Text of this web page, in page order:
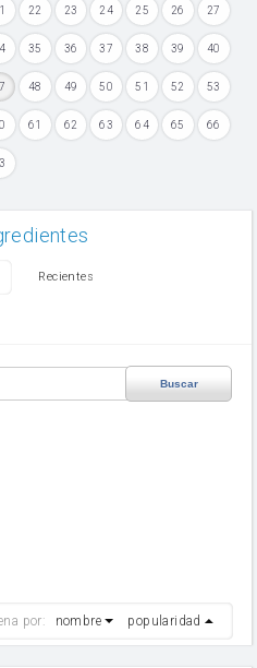
22 23 24 25 26 27
35 36 37 38 39 40
48 49 50 51 52 53
61 62 63 64 65 66
Recientes
Buscar
por: nombre popularidad